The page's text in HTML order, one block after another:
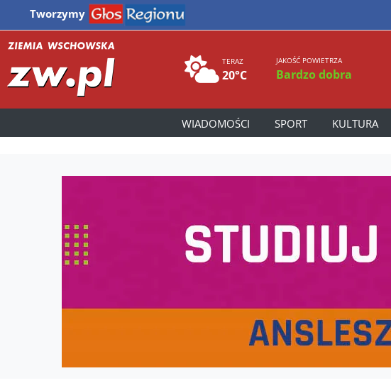
Tworzymy
TERAZ
20°C
JAKOŚĆ POWIETRZA
Bardzo dobra
WIADOMOŚCI SPORT KULTURA